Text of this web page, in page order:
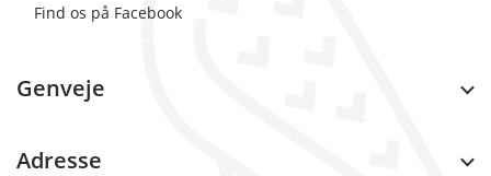
Find os på Facebook
Genveje
Adresse